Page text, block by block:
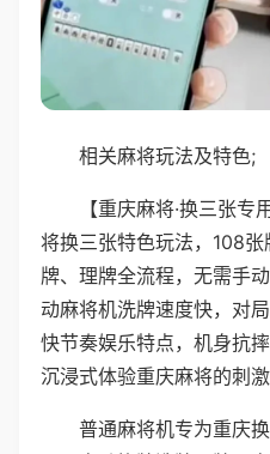
相关麻将玩法及特色;
【重庆麻将·换三张
将换三张特色玩法，108
牌、理牌全流程，无需手
动麻将机洗牌速度快，对
快节奏娱乐特点，机身抗
沉浸式体验重庆麻将的刺激
普通麻将机专为重庆